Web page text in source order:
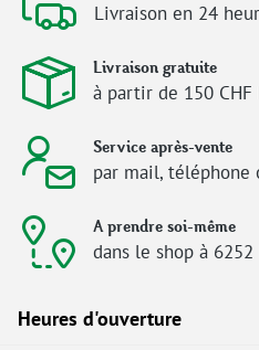
Livraison en 24
Livraison gratuite
à partir de 150 CHF
Service après-vente
par mail, téléphone
A prendre soi-même
dans le shop à
Heures d'ouverture